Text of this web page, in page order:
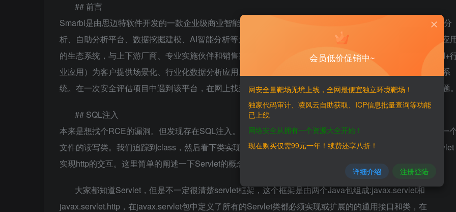
## 前言
Smarbi是由思迈特软件开发的一款企业级商业智能和大数据分析平台，满足用户在企业级报表、数据可视化分
析、自助分析平台、数据挖掘建模、AI智能分析等大数据分析需求。致力于打造产品销售、产品整合、产品应
的生态系统，与上下游厂商、专业实施伙伴和销售渠道伙伴共同为最终用户服务，通过Smartbi应用商店（BI+
业应用）为客户提供场景化、行业化数据分析应用。通过官网可知国内大部分银行，央企，部委都部署有该系
统。在一次安全评估项目中遇到该平台，在网上找到相关源码后遂对该平台进行分析审计，挖掘出了一些问题
## SQL注入
本来是想找个RCE的漏洞。但发现存在SQL注入。打开web.xml文件。发现一个FileResource类。感觉像是一
文件的读写类。我们追踪到class，然后看下类实现方法，通过浏览代码语法我们可以了解到该系统使用Servlet
实现http的交互。这里简单的阐述一下Servlet的概念，方便后续理解。
大家都知道Servlet，但是不一定很清楚servlet框架，这个框架是由两个Java包组成:javax.servlet和
javax.servlet.http，在javax.servlet包中定义了所有的Servlet类都必须实现或扩展的的通用接口和类，在
会员低价促销中~
网安全量靶场无境上线，全网最便宜独立环境靶场！
独家代码审计、凌风云自助获取、ICP信息批量查询等功能
已上线
网络安全从拥有一个资源大全开始！
现在购买仅需99元一年！续费还享八折！
详细介绍 注册登陆